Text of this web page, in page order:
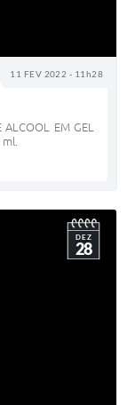
11 FEV 2022 - 11h28
EM GEL
DEZ
28